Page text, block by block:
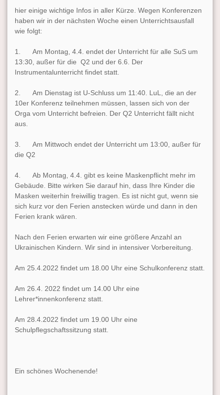
hier einige wichtige Infos in aller Kürze. Wegen Konferenzen
haben wir in der nächsten Woche einen Unterrichtsausfall
wie folgt:
1. Am Montag, 4.4. endet der Unterricht für alle SuS um
13:30 , außer für die Q2 und der 6.6.
Der
Instrumentalunterricht findet statt.
2. Am Dienstag ist U-Schluss um 11:40 . LuL, die an der
10er Konferenz teilnehmen müssen, lassen sich von der
Orga vom Unterricht befreien. Der Q2 Unterricht fällt nicht
aus.
3. Am Mittwoch endet der Unterricht um 13:00 , außer für
die Q2
4. Ab Montag, 4.4. gibt es keine Maskenpflicht mehr im
Gebäude. Bitte wirken Sie darauf hin, dass Ihre Kinder die
Masken weiterhin freiwillig tragen. Es ist nicht gut, wenn sie
sich kurz vor den Ferien anstecken würde und dann in den
Ferien krank wären.
Nach den Ferien erwarten wir eine größere Anzahl an
Ukrainischen Kindern. Wir sind in intensiver Vorbereitung.
Am 25.4.2022 findet um 18.00 Uhr eine Schulkonferenz statt.
Am 26.4. 2022 findet um 14.00 Uhr eine
Lehrer*innenkonferenz statt.
Am 28.4.2022 findet um 19.00 Uhr eine
Schulpflegschaftssitzung statt.
Ein schönes Wochenende!